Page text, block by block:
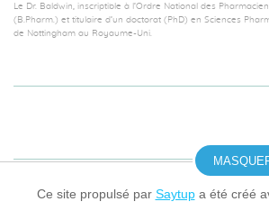
Le Dr. Baldwin, inscriptible à l’Ordre National des
(B.Pharm.) et titulaire d’un doctorat (PhD) en Sciences
de Nottingham au Royaume-Uni.
Ce site propulsé par Saytupa été créé